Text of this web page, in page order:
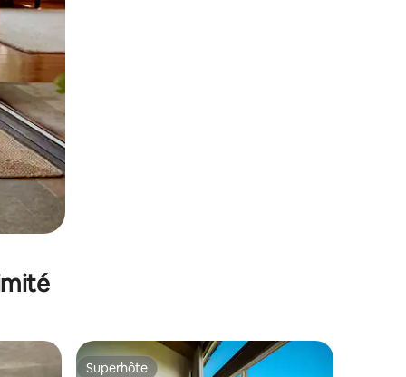
Superhôte